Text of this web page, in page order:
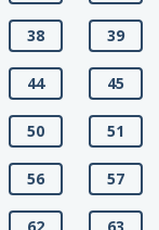
38 39
44 45
50 51
56 57